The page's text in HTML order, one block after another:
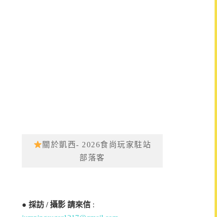
關於凱西- 2026食尚玩家駐站
部落客
●採訪 / 攝影 請來信 :